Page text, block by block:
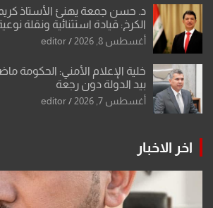
د. حسن جمعة يهنئ الأستاذ
الكرخ: قيادة استثنائية ونقلة
العراقية
أغسطس 8, 2026 editor
خلية الإعلام الأمني: الحكومة
بيد الدولة دون رجعة
أغسطس 7, 2026 editor
اخر الاخبار